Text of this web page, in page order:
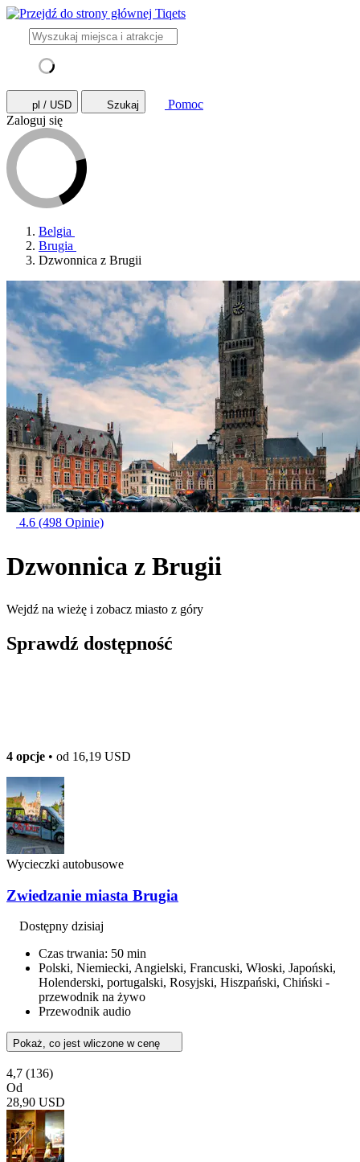
pl / USD Szukaj
Pomoc
Zaloguj się
Belgia
Brugia
Dzwonnica z Brugii
4.6 (498 Opinie)
Dzwonnica z Brugii
Wejdź na wieżę i zobacz miasto z góry
Sprawdź dostępność
4 opcje • od 16,19 USD
Wycieczki autobusowe
Zwiedzanie miasta Brugia
Dostępny dzisiaj
Czas trwania: 50 min
Polski, Niemiecki, Angielski, Francuski, Włoski, Japoński,
Holenderski, portugalski, Rosyjski, Hiszpański, Chiński -
przewodnik na żywo
Przewodnik audio
Pokaż, co jest wliczone w cenę
4,7 (136)
Od
28,90 USD